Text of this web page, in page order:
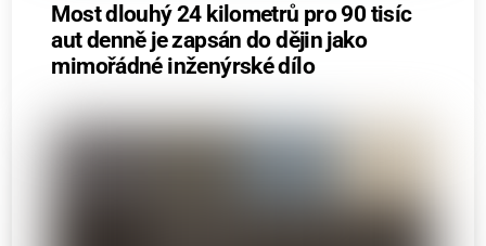
Most dlouhý 24 kilometrů pro 90 tisíc
aut denně je zapsán do dějin jako
mimořádné inženýrské dílo